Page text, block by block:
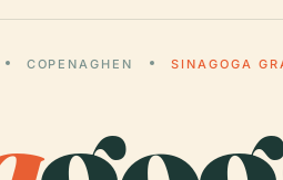
COPENAGHEN SINAGOGA